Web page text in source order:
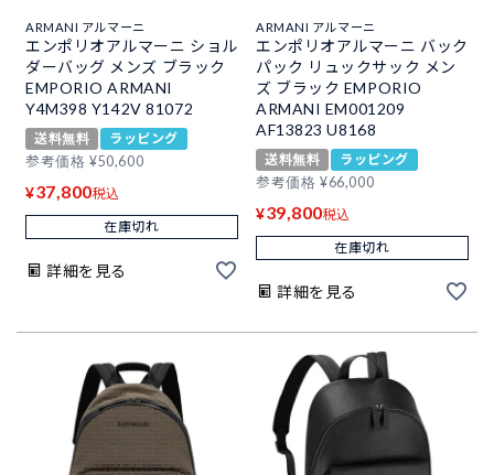
ARMANI アルマーニ
エンポリオアルマーニ ショル
ダーバッグ メンズ ブラック
EMPORIO ARMANI
Y4M398 Y142V 81072
送料無料
ラッピング
参考価格 ¥50,600
¥37,800税込
在庫切れ
詳細を見る
ARMANI アルマーニ
エンポリオアルマーニ バック
パック リュックサック メン
ズ ブラック EMPORIO
ARMANI EM001209
AF13823 U8168
送料無料
ラッピング
参考価格 ¥66,000
¥39,800税込
在庫切れ
詳細を見る